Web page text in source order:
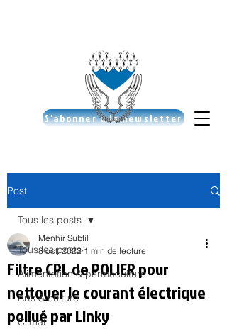
S'abonner à la newsletter
Post
Tous les posts
Alimentation & permaculture
Arts & culture
Climat
Tous les posts
Filtre CPL de POLIER pour
nettoyer le courant électrique
pollué par Linky
Menhir Subtil
8 oct. 2022 1 min de lecture